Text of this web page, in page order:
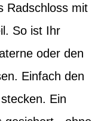
Radschloss mit
So ist Ihr
oder den
Einfach den
Ein